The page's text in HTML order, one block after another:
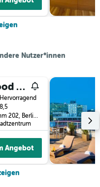
Nutzer*innen
Hollywood Media Hotel
4
Hervorragend
8,5
Kurfürstendamm 202, Berlin, Deutschland
Angebot